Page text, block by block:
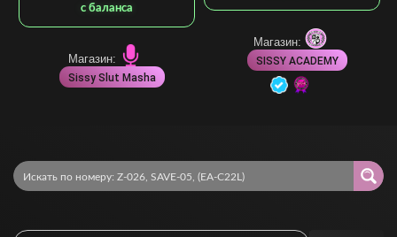
с баланса
Магазин:
Sissy Slut Masha
Магазин:
SISSY ACADEMY